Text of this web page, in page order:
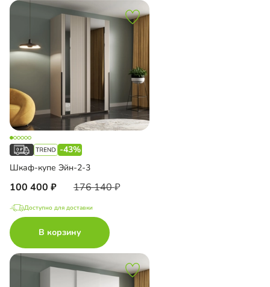
-43%
Шкаф-купе Эйн-2-3
100 400 176 140
Доступно для доставки
В корзину